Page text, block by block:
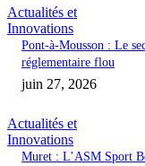
Actualités et
Innovations
Pont-à-Mousson : Le
réglementaire flou
juin 27, 2026
Actualités et
Innovations
Muret : L’ASM Sport